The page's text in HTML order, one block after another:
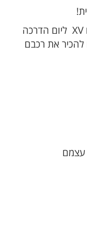
בשישי האחרון הגיעו לקוחות סובארו XV ליום הדרכה
להכיר את רכבם
עצמם